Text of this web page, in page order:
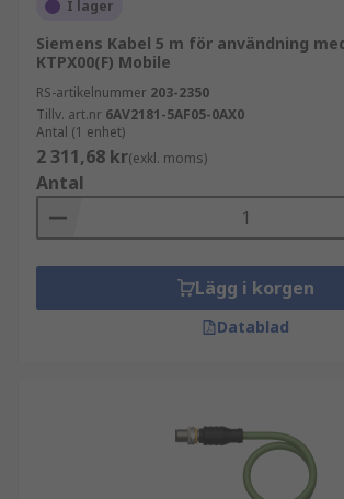
I lager
Siemens Kabel 5 m för användning
KTPX00(F) Mobile
RS-artikelnummer 203-2350
Tillv. art.nr 6AV2181-5AF05-0AX0
Antal (1 enhet)
2 311,68 kr(exkl. moms)
Antal
Lägg i korgen
Datablad